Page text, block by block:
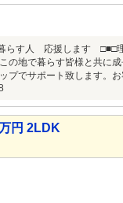
す人 応援します □■□理
の地で暮らす皆様と共に
プでサポート致します。
円 2LDK